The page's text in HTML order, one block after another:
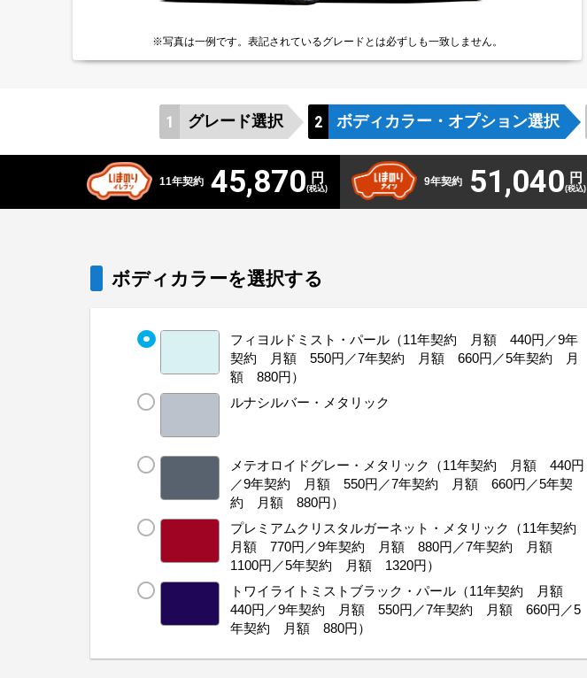
※写真は一例です。 表記されているグレードとは必ずしも一致しません。
グレード選択 ボディカラー・ オプション選択
11年契約 45,870 円
(税込)
9年契約 51,040 円
(税込)
ボディカラーを選択する
フィヨルドミスト・パール（11年契約 月額 440円／9年
契約 月額 550円／7年契約 月額 660円／5年契約 月
額 880円）
ルナシルバー・メタリック
メテオロイドグレー・メタリック（11年契約 月額 440円
／9年契約 月額 550円／7年契約 月額 660円／5年契
約 月額 880円）
プレミアムクリスタルガーネット・メタリック（11年契約
月額 770円／9年契約 月額 880円／7年契約 月額
1100円／5年契約 月額 1320円）
トワイライトミストブラック・パール（11年契約 月額
440円／9年契約 月額 550円／7年契約 月額 660円／5
年契約 月額 880円）